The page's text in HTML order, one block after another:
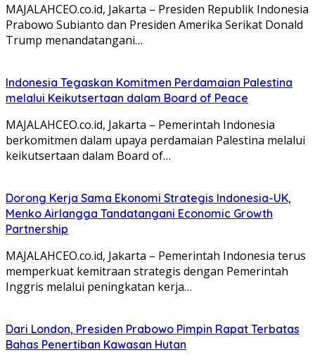
MAJALAHCEO.co.id, Jakarta – Presiden Republik Indonesia
Prabowo Subianto dan Presiden Amerika Serikat Donald
Trump menandatangani…
Indonesia Tegaskan Komitmen Perdamaian Palestina
melalui Keikutsertaan dalam Board of Peace
MAJALAHCEO.co.id, Jakarta – Pemerintah Indonesia
berkomitmen dalam upaya perdamaian Palestina melalui
keikutsertaan dalam Board of…
Dorong Kerja Sama Ekonomi Strategis Indonesia-UK,
Menko Airlangga Tandatangani Economic Growth
Partnership
MAJALAHCEO.co.id, Jakarta – Pemerintah Indonesia terus
memperkuat kemitraan strategis dengan Pemerintah
Inggris melalui peningkatan kerja…
Dari London, Presiden Prabowo Pimpin Rapat Terbatas
Bahas Penertiban Kawasan Hutan